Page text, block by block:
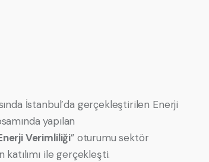
İstanbul’da gerçekleştirilen Enerji
yapılan
Verimliliği” oturumu sektör
ile gerçekleşti.